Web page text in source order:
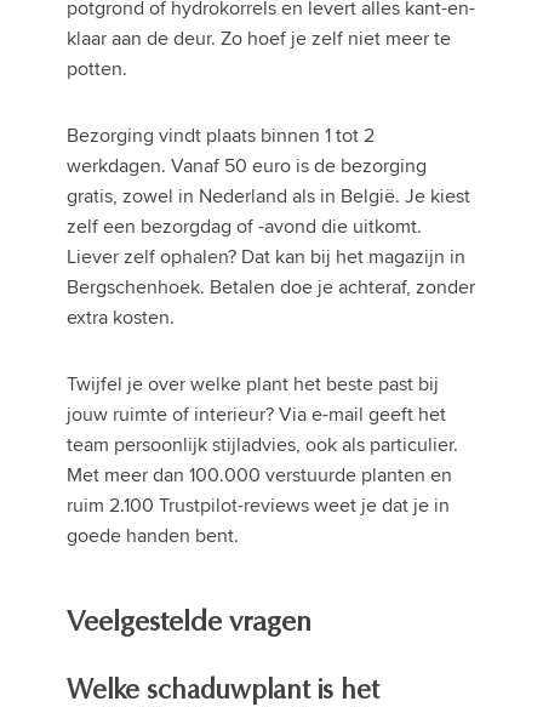
potgrond of hydrokorrels en levert alles kant-en-
klaar aan de deur. Zo hoef je zelf niet meer te
potten.
Bezorging vindt plaats binnen 1 tot 2
werkdagen. Vanaf 50 euro is de bezorging
gratis, zowel in Nederland als in België. Je kiest
zelf een bezorgdag of -avond die uitkomt.
Liever zelf ophalen? Dat kan bij het magazijn in
Bergschenhoek. Betalen doe je achteraf, zonder
extra kosten.
Twijfel je over welke plant het beste past bij
jouw ruimte of interieur? Via e-mail geeft het
team persoonlijk stijladvies, ook als particulier.
Met meer dan 100.000 verstuurde planten en
ruim 2.100 Trustpilot-reviews weet je dat je in
goede handen bent.
Veelgestelde vragen
Welke schaduwplant is het